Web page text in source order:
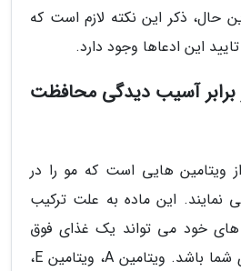
حال، ذکر این نکته لازم است که
این ادعاها وجود دارد.
برابر آسیب دیدگی محافظت
ویتامین هایی است که مو را در
نمایند. این ماده به علت ترکیب
های خود می تواند یک غذای فوق
العاده عالی برای موهای شما باشد. ویتامین A، ویتامین E،